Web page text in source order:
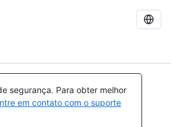
segurança. Para obter melhor
em contato com o suporte